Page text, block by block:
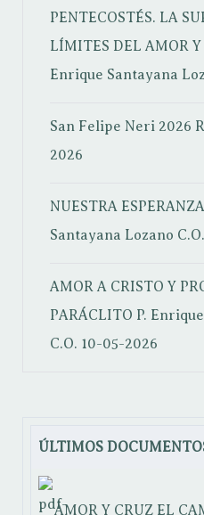
PENTECOSTÉS. LA
LÍMITES DEL AMOR
Enrique Santayana
San Felipe Neri 2026
2026
NUESTRA ESPERANZA
Santayana Lozano C.O.
AMOR A CRISTO Y
PARÁCLITO P.
C.O. 10-05-2026
ÚLTIMOS
AMOR Y CRUZ EL